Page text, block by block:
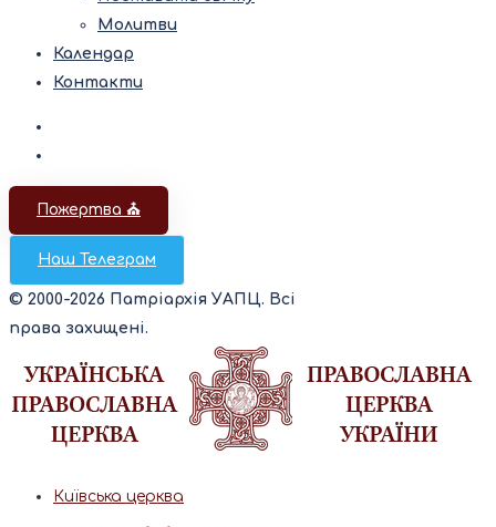
Молитви
Календар
Контакти
Пожертва ⛪️
Наш Телеграм
© 2000-2026 Патріархія УАПЦ. Всі
права захищені.
Київська церква